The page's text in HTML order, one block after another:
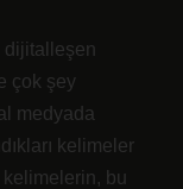
dijitalleşen
çok şey
medyada
kelimeler
bu